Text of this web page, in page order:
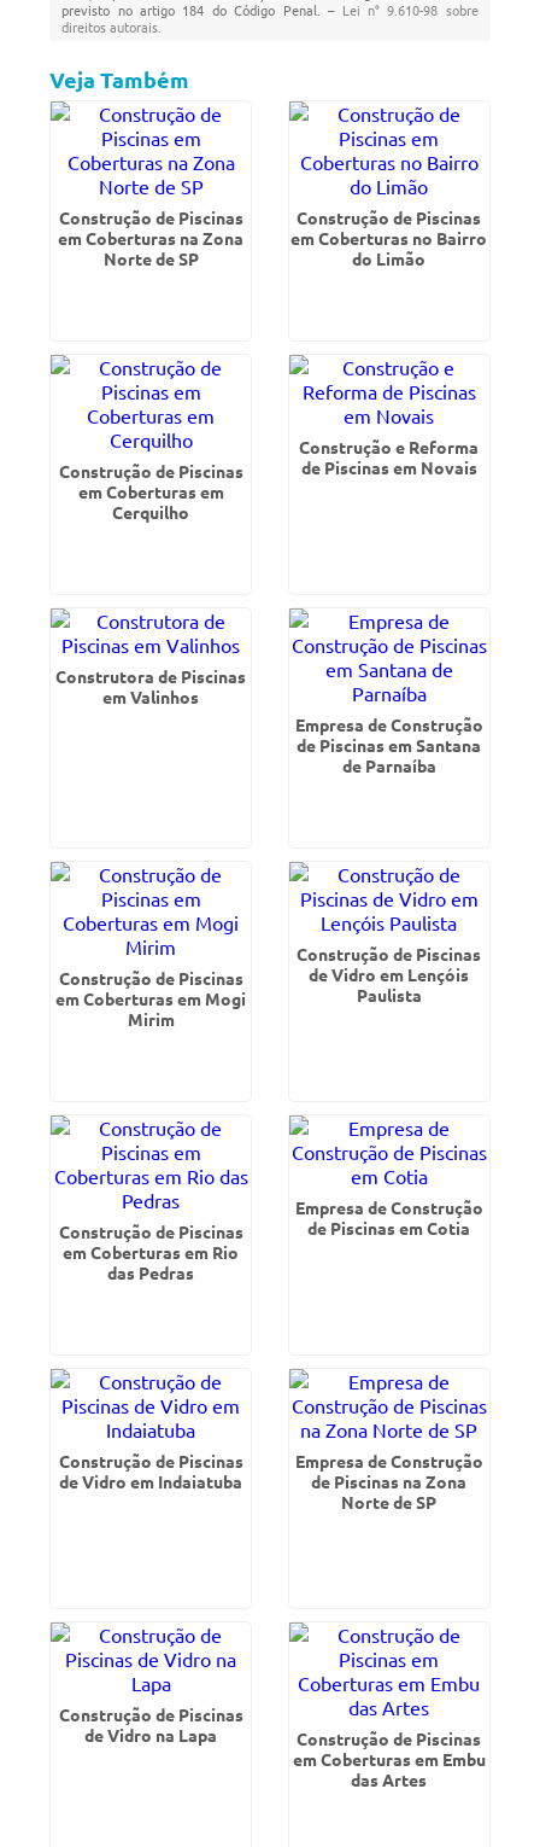
previsto no artigo 184 do Código Penal. – Lei n° 9.610-98 sobre
direitos autorais
Veja Também
Construção de Piscinas
em Coberturas na Zona
Norte de SP
Construção de Piscinas
em Coberturas no Bairro
do Limão
Construção de Piscinas
em Coberturas em
Cerquilho
Construção e Reforma
de Piscinas em Novais
Construtora de Piscinas
em Valinhos
Empresa de Construção
de Piscinas em Santana
de Parnaíba
Construção de Piscinas
em Coberturas em Mogi
Mirim
Construção de Piscinas
de Vidro em Lençóis
Paulista
Construção de Piscinas
em Coberturas em Rio
das Pedras
Empresa de Construção
de Piscinas em Cotia
Construção de Piscinas
de Vidro em Indaiatuba
Empresa de Construção
de Piscinas na Zona
Norte de SP
Construção de Piscinas
de Vidro na Lapa
Construção de Piscinas
em Coberturas em Embu
das Artes